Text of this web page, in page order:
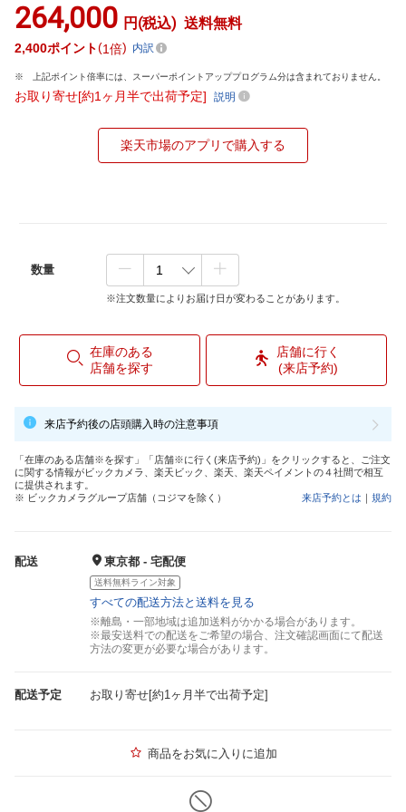
264,000 円(税込) 送料無料
2,400ポイント 1倍 内訳
上記ポイント倍率には、スーパーポイントアッププログラム分は含まれておりません。
お取り寄せ[約1ヶ月半で出荷予定] 説明
楽天市場のアプリで購入する
数量
※注文数量によりお届け日が変わることがあります。
在庫のある
店舗を探す
店舗に行く
(来店予約)
来店予約後の店頭購入時の注意事項
「在庫のある店舗※を探す」「店舗※に行く(来店予約)」をクリックすると、ご注文
に関する情報がビックカメラ、楽天ビック、楽天、楽天ペイメントの４社間で相互
に提供されます。
※ ビックカメラグループ店舗（コジマを除く）
来店予約とは ｜ 規約
配送 東京都 - 宅配便
送料無料ライン対象
すべての配送方法と送料を見る
※離島・一部地域は追加送料がかかる場合があります。
※最安送料での配送をご希望の場合、注文確認画面にて配送
方法の変更が必要な場合があります。
配送予定 お取り寄せ[約1ヶ月半で出荷予定]
商品をお気に入りに追加